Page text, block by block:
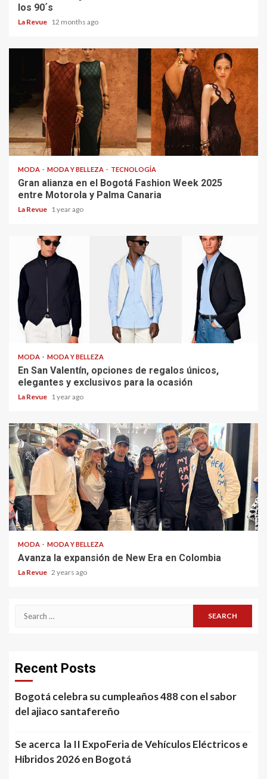
los 90´s
La Revue 12 months ago
MODA MODA Y BELLEZA TECNOLOGÍA
Gran alianza en el Bogotá Fashion Week 2025
entre Motorola y Palma Canaria
La Revue 1 year ago
MODA MODA Y BELLEZA
En San Valentín, opciones de regalos únicos,
elegantes y exclusivos para la ocasión
La Revue 1 year ago
MODA MODA Y BELLEZA
Avanza la expansión de New Era en Colombia
La Revue 2 years ago
Search
Recent Posts
Bogotá celebra su cumpleaños 488 con el sabor
del ajiaco santafereño
Se acerca la II ExpoFeria de Vehículos Eléctricos e
Híbridos 2026 en Bogotá